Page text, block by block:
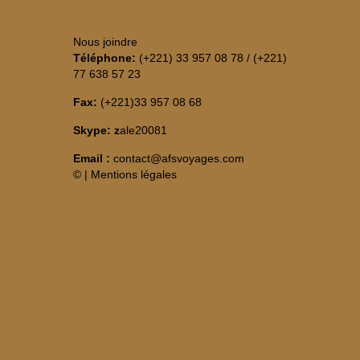
Nous joindre
Téléphone: (+221) 33 957 08 78 / (+221)
77 638 57 23
Fax: (+221)33 957 08 68
Skype: zale20081
Email : contact@afsvoyages.com
© | Mentions légales